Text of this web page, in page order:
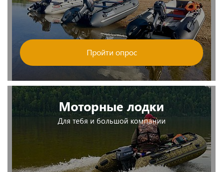
Пройти опрос
Моторные лодки
Для тебя и большой компании